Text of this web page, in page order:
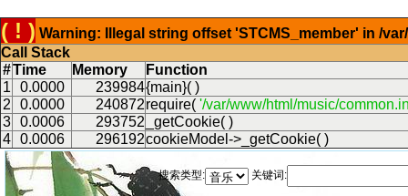
( ! ) Warning: Illegal string offset 'STCMS_member' in /
Call Stack
#Time Memory
Function
1
0.0000 239984{main}( )
2
0.0000 240872require( '/var/www/html/music/
3
0.0006 293752
_getCookie( )
4
0.0006 296192cookieModel->_getCookie( )
搜索类型: 关键词: